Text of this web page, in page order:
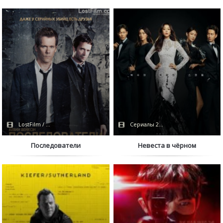
LostFilm / FOX
Последователи
Сериалы 2022 / TVShows /
Невеста в чёрном